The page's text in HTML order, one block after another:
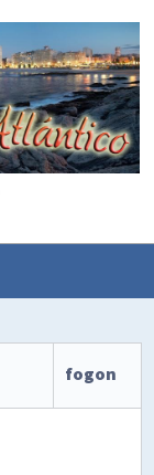
fogon